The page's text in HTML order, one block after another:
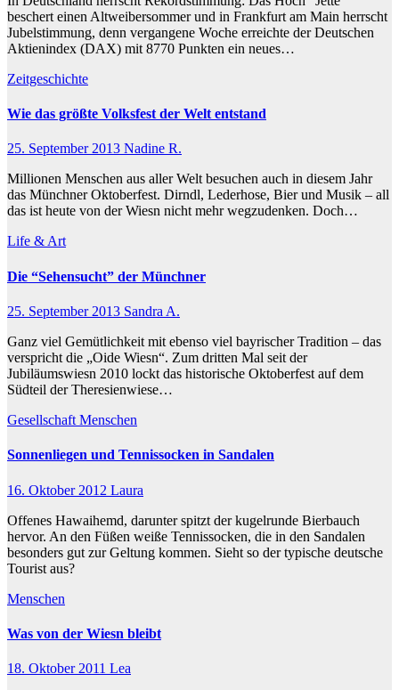
beschert einen Altweibersommer und in Frankfurt am Main herrscht
Jubelstimmung, denn vergangene Woche erreichte der Deutschen
Aktienindex (DAX) mit 8770 Punkten ein neues…
Zeitgeschichte
Wie das größte Volksfest der Welt entstand
25. September 2013 Nadine R.
Millionen Menschen aus aller Welt besuchen auch in diesem Jahr
das Münchner Oktoberfest. Dirndl, Lederhose, Bier und Musik – all
das ist heute von der Wiesn nicht mehr wegzudenken. Doch…
Life & Art
Die “Sehensucht” der Münchner
25. September 2013 Sandra A.
Ganz viel Gemütlichkeit mit ebenso viel bayrischer Tradition – das
verspricht die „Oide Wiesn“. Zum dritten Mal seit der
Jubiläumswiesn 2010 lockt das historische Oktoberfest auf dem
Südteil der Theresienwiese…
Gesellschaft Menschen
Sonnenliegen und Tennissocken in Sandalen
16. Oktober 2012 Laura
Offenes Hawaihemd, darunter spitzt der kugelrunde Bierbauch
hervor. An den Füßen weiße Tennissocken, die in den Sandalen
besonders gut zur Geltung kommen. Sieht so der typische deutsche
Tourist aus?
Menschen
Was von der Wiesn bleibt
18. Oktober 2011 Lea